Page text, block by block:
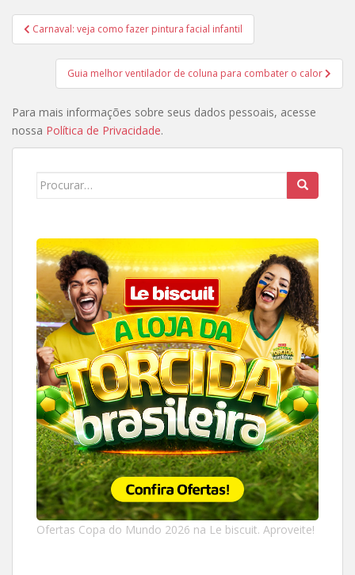
Navegação
de
Carnaval: veja como fazer pintura facial infantil
Guia melhor ventilador de coluna para combater o calor
Para mais informações sobre seus dados pessoais, acesse
nossa Política de Privacidade.
Search
Ofertas Copa do Mundo 2026 na Le biscuit. Aproveite!